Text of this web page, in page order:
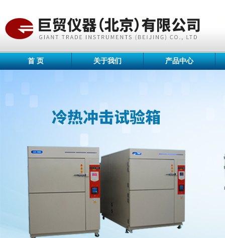
首 页 关于我们 产品中心